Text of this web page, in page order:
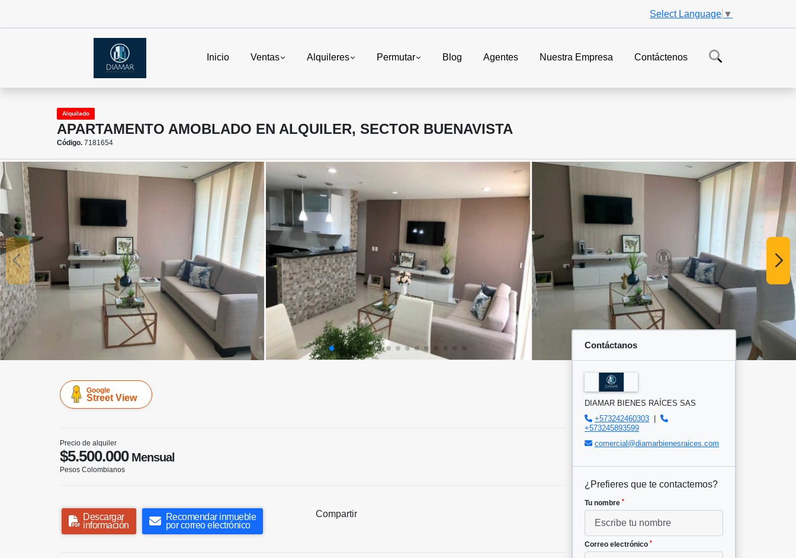
Select Language ▼
Inicio Ventas Alquileres Permutar Blog Agentes Nuestra Empresa Contáctenos
Alquilado
APARTAMENTO AMOBLADO EN ALQUILER, SECTOR BUENAVISTA
Código. 7181654
Google
Street View
Precio de alquiler
$5.500.000Mensual
Pesos Colombianos
Descargar
información
Recomendar inmueble
por correo electrónico
Compartir
Contáctanos
DIAMAR BIENES RAÍCES SAS
+573242460303
+573245893599
comercial@diamarbienesraices.com
¿Prefieres que te contactemos?
Tu nombre *
Correo electrónico *